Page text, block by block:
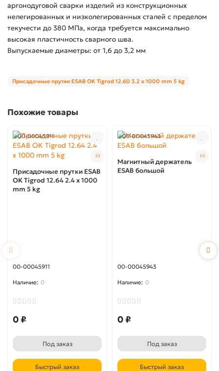
аргонодуговой сварки изделий из конструкционных
нелегированных и низколегированных сталей с пределом
текучести до 380 МПа, когда требуется максимально
высокая пластичность сварного шва.
Выпускаемые диаметры: от 1,6 до 3,2 мм
Присадочные прутки ESAB OK Tigrod 12.60 3.2 x 1000 mm 5 kg
Похожие товары
00-00045911
Присадочные прутки ESAB
OK Tigrod 12.64 2.4 x 1000
mm 5 kg
00-00045911
0
0 ₽
Под заказ
Быстрый заказ
00-00045943
Магнитный держатель
ESAB большой
00-00045943
0
0 ₽
Под заказ
Быстрый заказ